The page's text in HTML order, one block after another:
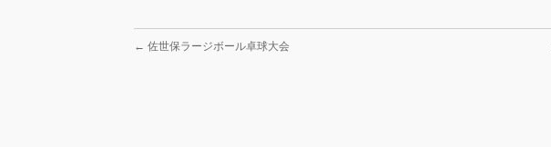
← 佐世保ラージボール卓球大会